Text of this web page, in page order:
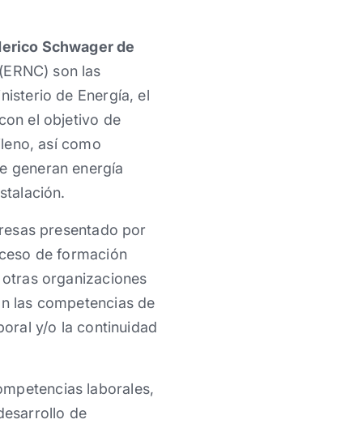
Schwager de
son las
de Energía, el
el objetivo de
así como
generan energía
presentado por
de formación
organizaciones
las competencias de
y/o la continuidad
laborales,
de